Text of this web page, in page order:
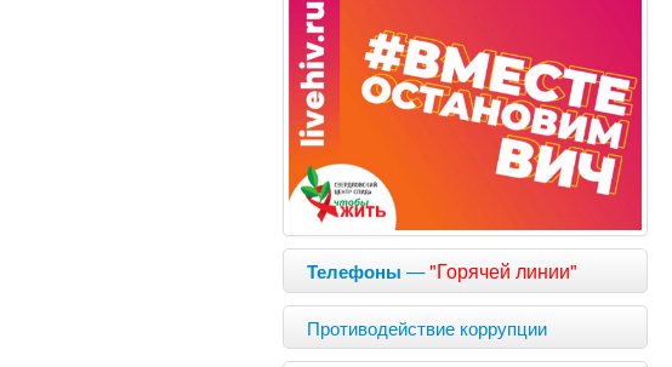
Телефоны —"Горячей линии"
Противодействие коррупции